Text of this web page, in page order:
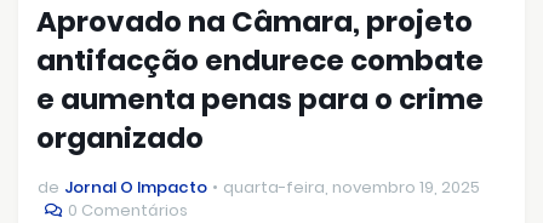
Aprovado na Câmara, projeto
antifacção endurece combate
e aumenta penas para o crime
organizado
de Jornal O Impacto
quarta-feira, novembro 19, 2025
0 Comentários